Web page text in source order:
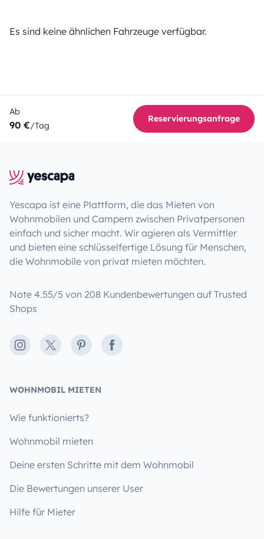
Es sind keine ähnlichen Fahrzeuge verfügbar.
Ab
90 €/Tag
Reservierungsanfrage
Yescapa ist eine Plattform, die das Mieten von
Wohnmobilen und Campern zwischen Privatpersonen
einfach und sicher macht. Wir agieren als Vermittler
und bieten eine schlüsselfertige Lösung für Menschen,
die Wohnmobile von privat mieten möchten.
Note 4.55/5 von 208 Kundenbewertungen auf Trusted
Shops
Instagram
X PinterestFacebook
WOHNMOBIL MIETEN
Wie funktionierts?
Wohnmobil mieten
Deine ersten Schritte mit dem Wohnmobil
Die Bewertungen unserer User
Hilfe für Mieter